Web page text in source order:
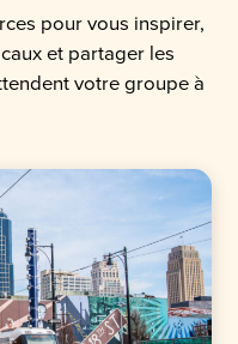
pour vous inspirer,
et partager les
votre groupe à